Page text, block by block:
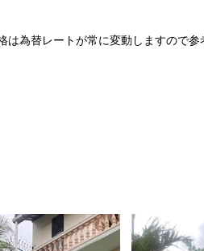
は為替レートが常に変動しますので